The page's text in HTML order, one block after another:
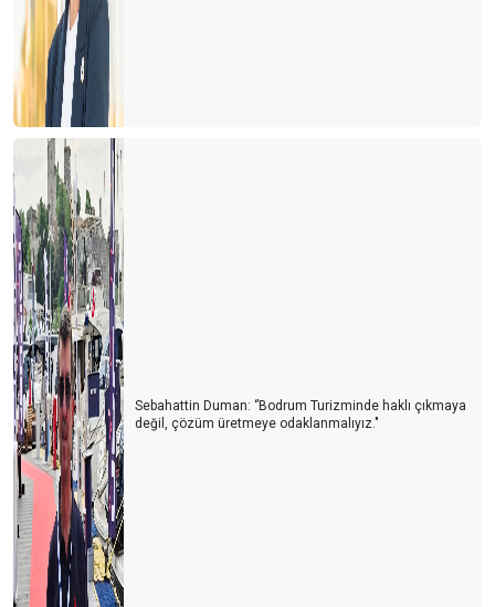
Antalya'da Turizmdeki Sıkıntılar ve Çözüm Önerileri
Antalya’nın Hava Trafiği ve Yol Sorunları: Acil Çözüm Bekleyen
Kriz
Turizm Türkiye'nin Yükselen Değeri: Fiyatlar Artarken Talep Niye
Hala Yüksek?
Afrika Turizm Forumu’nun ardından
Turizm siyaset üstünde olmalı
ITB BERLİN TURİZM FUARI’NIN ARDINDAN
Turizmi yük görüyorlar
Sharm El Sheik Belek’e rakip olabilir mi?
Antalya’da hayat pahalılığı yabancıları da panikletmeye başladı
Turizm nasıl gidiyor? İyi mi? Kötü mü?
Antalya turist sayısında rekorlar kırıyor ama lüks oteller neden
boş?
Antalya oldu Dolaristan
Turizm Yazarları ile buluşma ve Yıldıray Karaer
Sebahattin Duman: ‘’Bodrum Turizminde haklı çıkmaya
değil, çözüm üretmeye odaklanmalıyız."